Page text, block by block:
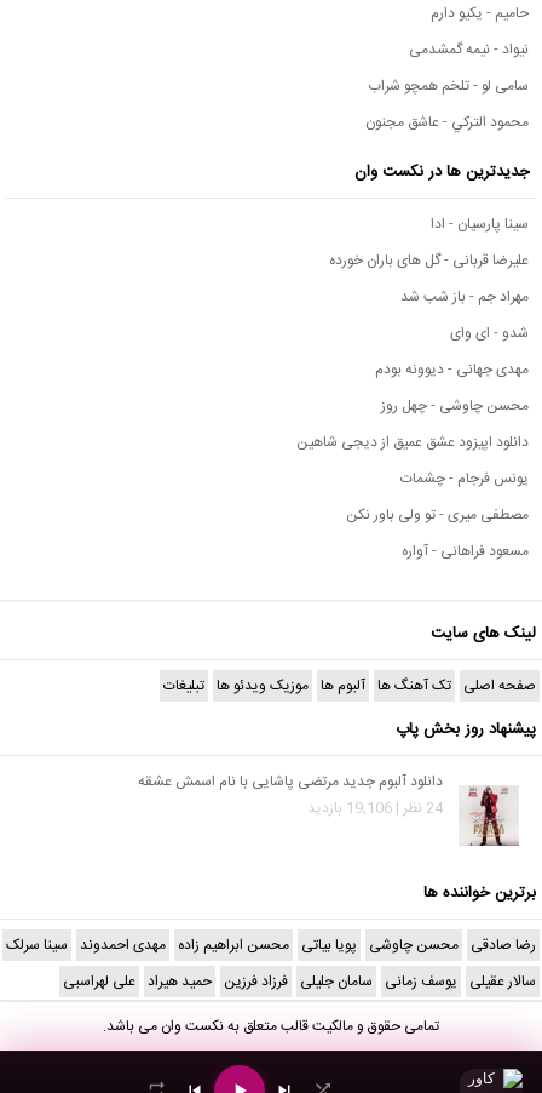
حامیم - یکیو دارم
نیواد - نیمه گمشدمی
سامی لو - تلخم همچو شراب
محمود التركي - عاشق مجنون
جدیدترین ها در نکست وان
سینا پارسیان - ادا
علیرضا قربانی - گل های باران خورده
مهراد جم - باز شب شد
شدو - ای وای
مهدی جهانی - دیوونه بودم
محسن چاوشی - چهل روز
دانلود اپیزود عشق عمیق از دیجی شاهین
یونس فرجام - چشمات
مصطفی میری - تو ولی باور نکن
مسعود فراهانی - آواره
لینک های سایت
صفحه اصلی تک آهنگ ها آلبوم ها موزیک ویدئو ها تبلیغات
پیشنهاد روز بخش پاپ
دانلود آلبوم جدید مرتضی پاشایی با نام اسمش عشقه
24 نظر | 19,106 بازدید
برترین خواننده ها
رضا صادقی محسن چاوشی پویا بیاتی محسن ابراهیم زاده مهدی احمدوند سینا سرلک
سالار عقیلی یوسف زمانی سامان جلیلی فرزاد فرزین حمید هیراد علی لهراسبی
تمامی حقوق و مالکیت قالب متعلق بهنکست وانمی باشد.